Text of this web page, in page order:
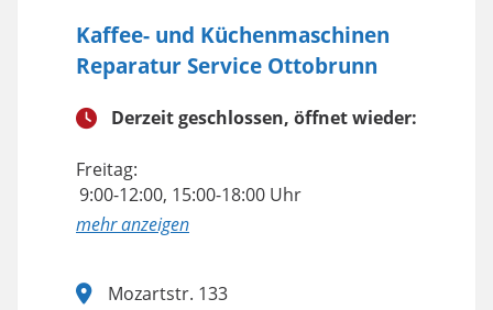
Kaffee- und Küchenmaschinen
Reparatur Service Ottobrunn
Derzeit geschlossen, öffnet wieder:
Freitag:
9:00-12:00, 15:00-18:00 Uhr
anzeigen
Mozartstr. 133